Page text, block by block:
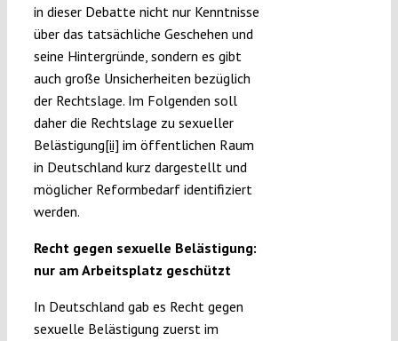
in dieser Debatte nicht nur Kenntnisse
über das tatsächliche Geschehen und
seine Hintergründe, sondern es gibt
auch große Unsicherheiten bezüglich
der Rechtslage. Im Folgenden soll
daher die Rechtslage zu sexueller
Belästigung[ii] im öffentlichen Raum
in Deutschland kurz dargestellt und
möglicher Reformbedarf identifiziert
werden.
Recht gegen sexuelle Belästigung:
nur am Arbeitsplatz geschützt
In Deutschland gab es Recht gegen
sexuelle Belästigung zuerst im